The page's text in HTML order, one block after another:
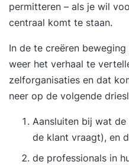
permitteren – als je wil
centraal komt te staan.
In de te creëren
weer het verhaal te
zelforganisaties en dat
neer op de volgende
Aansluiten bij wat
de klant vraagt), en
de professionals in